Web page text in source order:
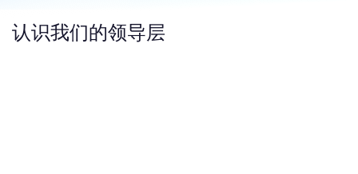
认识我们的领导层